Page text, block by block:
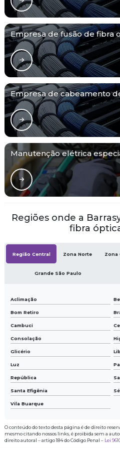
Empresa de fusão de fibra
Empresa de cabeamento
Manutenção elétrica
Regiões onde a
fibra
Região Central Zona Norte Zona
Grande São Paulo
Aclimação
Bom Retiro
Cambuci
Consolação
Glicério
Luz
República
Santa Efigênia Sé
Vila Buarque
O conteúdo do texto desta página é de direito
mesmo citando nossos links, é proibida sem a
direito autoral – artigo 184 do Código Penal – Lei